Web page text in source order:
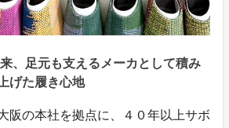
、足元も支えるメーカとして積み
げた履き心地
阪の本社を拠点に、４０年以上サボ